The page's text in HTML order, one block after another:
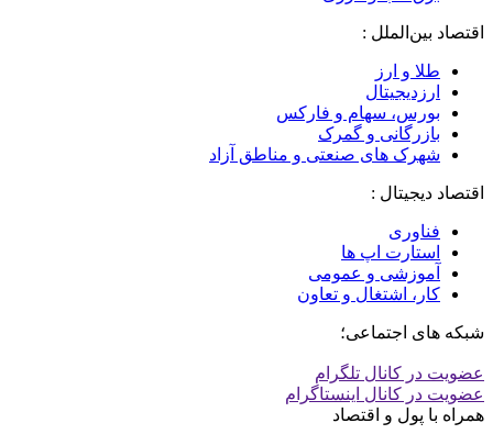
اقتصاد بین‌الملل :
طلا و ارز
ارزدیجیتال
بورس، سهام و فارکس
بازرگانی و گمرک
شهرک های صنعتی و مناطق آزاد
اقتصاد دیجیتال :
فناوری
استارت اپ ها
آموزشی و عمومی
کار، اشتغال و تعاون
شبکه های اجتماعی؛
عضویت در کانال تلگرام
عضویت در کانال اینستاگرام
همراه با پول و اقتصاد